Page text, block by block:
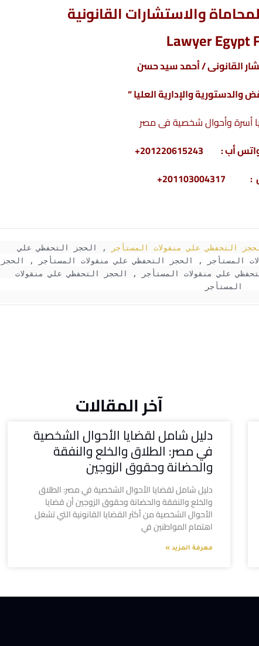
والاستشارات القانونية
Lawyer Egypt
القانونى / أحمد سيد حسن
والدستورية والإدارية العليا “
أسرة وأحوال شخصية فى مصر
التحفظي علي منقولات المستأجر
, الحجز التحفظي علي
المستأجر
آخر المقالات
دليل شامل لقضايا الأحوال الشخصية
في مصر: الطلاق والخلع والنفقة
والحضانة وحقوق الزوجين
دليل شامل لقضايا الأحوال الشخصية في مصر: الطلاق
والخلع والنفقة والحضانة وحقوق الزوجين أن قضايا
الأحوال الشخصية من أكثر القضايا القانونية التي تشغل
اهتمام المواطنين في
معرفة المزيد »